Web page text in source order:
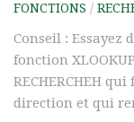
FONCTIONS /
Conseil : Essayez
fonction
RECHERCHEH
direction et qui